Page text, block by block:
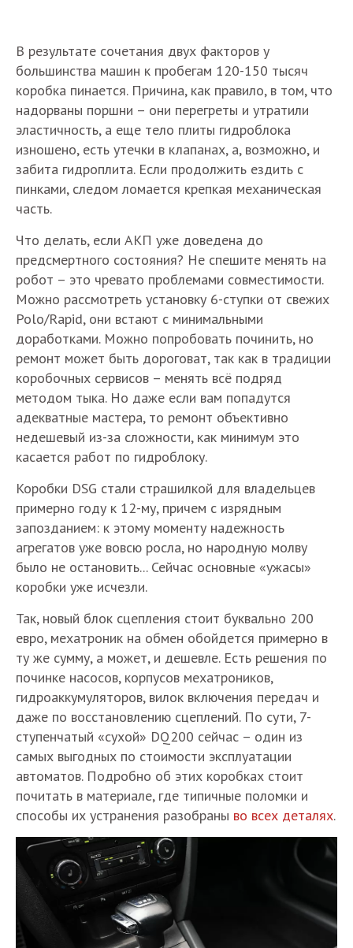
В результате сочетания двух факторов у
большинства машин к пробегам 120-150 тысяч
коробка пинается. Причина, как правило, в том, что
надорваны поршни – они перегреты и утратили
эластичность, а еще тело плиты гидроблока
изношено, есть утечки в клапанах, а, возможно, и
забита гидроплита. Если продолжить ездить с
пинками, следом ломается крепкая механическая
часть.
Что делать, если АКП уже доведена до
предсмертного состояния? Не спешите менять на
робот – это чревато проблемами совместимости.
Можно рассмотреть установку 6-ступки от свежих
Polo/Rapid, они встают с минимальными
доработками. Можно попробовать починить, но
ремонт может быть дороговат, так как в традиции
коробочных сервисов – менять всё подряд
методом тыка. Но даже если вам попадутся
адекватные мастера, то ремонт объективно
недешевый из-за сложности, как минимум это
касается работ по гидроблоку.
Коробки DSG стали страшилкой для владельцев
примерно году к 12-му, причем с изрядным
запозданием: к этому моменту надежность
агрегатов уже вовсю росла, но народную молву
было не остановить... Сейчас основные «ужасы»
коробки уже исчезли.
Так, новый блок сцепления стоит буквально 200
евро, мехатроник на обмен обойдется примерно в
ту же сумму, а может, и дешевле. Есть решения по
починке насосов, корпусов мехатроников,
гидроаккумуляторов, вилок включения передач и
даже по восстановлению сцеплений. По сути, 7-
ступенчатый «сухой» DQ200 сейчас – один из
самых выгодных по стоимости эксплуатации
автоматов. Подробно об этих коробках стоит
почитать в материале, где типичные поломки и
способы их устранения разобраны во всех деталях.